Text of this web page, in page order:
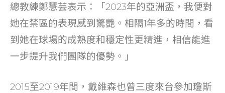
總教練鄭慧芸表示：「2023年的亞洲盃，我便對
她在禁區的表現感到驚艷。相隔1年多的時間，看
到她在球場的成熟度和穩定性更精進，相信能進
一步提升我們團隊的優勢。」
2015至2019年間，戴維森也曾三度來台參加瓊斯